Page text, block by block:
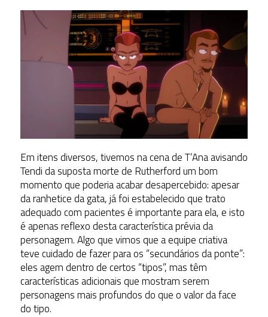
Em itens diversos, tivemos na cena de T’Ana avisando
Tendi da suposta morte de Rutherford um bom
momento que poderia acabar desapercebido: apesar
da ranhetice da gata, já foi estabelecido que trato
adequado com pacientes é importante para ela, e isto
é apenas reflexo desta característica prévia da
personagem. Algo que vimos que a equipe criativa
teve cuidado de fazer para os “secundários da ponte”:
eles agem dentro de certos “tipos”, mas têm
características adicionais que mostram serem
personagens mais profundos do que o valor da face
do tipo.